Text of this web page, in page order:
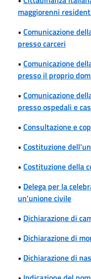
maggiorenni
• Comunicazione
presso carceri
• Comunicazione
presso il proprio
• Comunicazione
presso ospedali e
• Consultazione e
• Costituzione
• Costituzione della
• Delega per la
un'unione civile
• Dichiarazione di
• Dichiarazione di
• Dichiarazione di